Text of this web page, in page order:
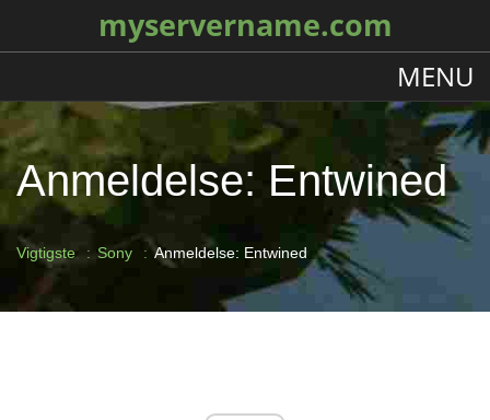
myservername.com
MENU
Anmeldelse: Entwined
Vigtigste Sony Anmeldelse: Entwined